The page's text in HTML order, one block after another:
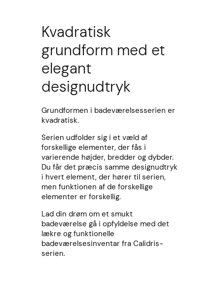
Kvadratisk
grundform med et
elegant
designudtryk
Grundformen i badeværelsesserien er
kvadratisk.
Serien udfolder sig i et væld af
forskellige elementer, der fås i
varierende højder, bredder og dybder.
Du får det præcis samme designudtryk
i hvert element, der hører til serien,
men funktionen af de forskellige
elementer er forskellig.
Lad din drøm om et smukt
badeværelse gå i opfyldelse med det
lækre og funktionelle
badeværelsesinventar fra Calidris-
serien.